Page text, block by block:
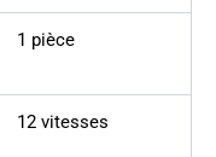
1 pièce
12 vitesses